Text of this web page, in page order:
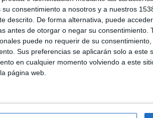
su consentimiento a nosotros y a nuestros
descrito. De forma alternativa, puede
antes de otorgar o negar su consentimiento.
puede no requerir de su
Sus preferencias se aplicarán solo a
en cualquier momento volviendo a este
página web.